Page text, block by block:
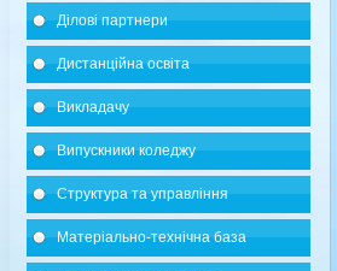
Ділові партнери
Дистанційна освіта
Викладачу
Випускники коледжу
Структура та управління
Матеріально-технічна база